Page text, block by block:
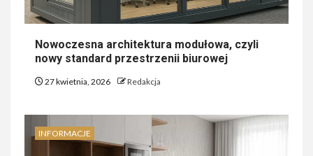
Nowoczesna architektura modułowa, czyli
nowy standard przestrzenii biurowej
27 kwietnia, 2026 Redakcja
INFORMACJE